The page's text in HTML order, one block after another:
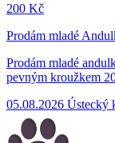
200 Kč
Prodám mladé
Prodám mladé
pevným kroužkem
05.08.2026 Ústecký